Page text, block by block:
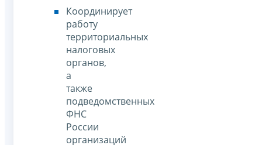
Координирует
работу
территориальных
налоговых
органов,
а
также
подведомственных
ФНС
России
организаций